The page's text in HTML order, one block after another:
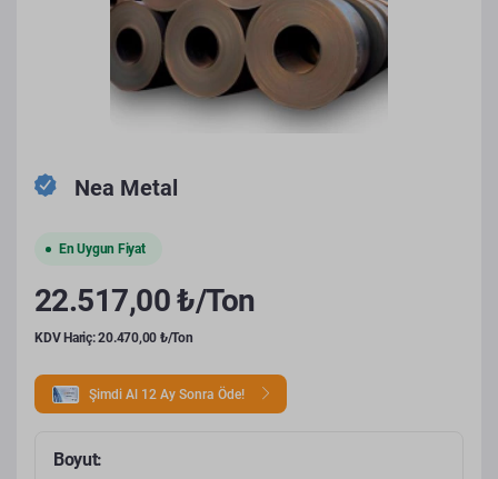
Nea Metal
En Uygun Fiyat
22.517,00 ₺/Ton
KDV Hariç: 20.470,00 ₺/Ton
Şimdi Al 12 Ay Sonra Öde!
Boyut: